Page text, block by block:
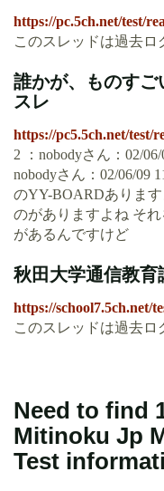
https://pc.5ch.net/test/
このスレッドは過去
誰かが、ものす
スレ
https://pc5.5ch.net/test/
2 ：nobodyさん：02/
nobodyさん：02/06/09
のYY-BOARDありま
のがありますよね そ
があるんですけど
秋田大学通信教
https://school7.5ch.net/
このスレッドは過去
Need to find
Mitinoku Jp
Test